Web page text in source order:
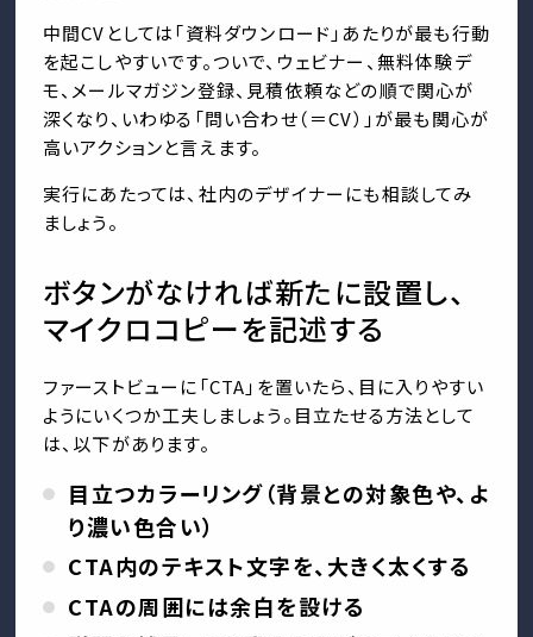
中間CVとしては「資料ダウンロード」あたりが最も行動
を起こしやすいです。ついで、ウェビナー、無料体験デ
モ、メールマガジン登録、見積依頼などの順で関心が
深くなり、いわゆる「問い合わせ（＝CV）」が最も関心が
高いアクションと言えます。
実行にあたっては、社内のデザイナーにも相談してみ
ましょう。
ボタンがなければ新たに設置し、
マイクロコピーを記述する
ファーストビューに「CTA」を置いたら、目に入りやすい
ようにいくつか工夫しましょう。目立たせる方法として
は、以下があります。
目立つカラーリング（背景との対象色や、よ
り濃い色合い）
CTA内のテキスト文字を、大きく太くする
CTAの周囲には余白を設ける